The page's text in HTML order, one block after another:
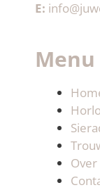
E:
Menu
Over